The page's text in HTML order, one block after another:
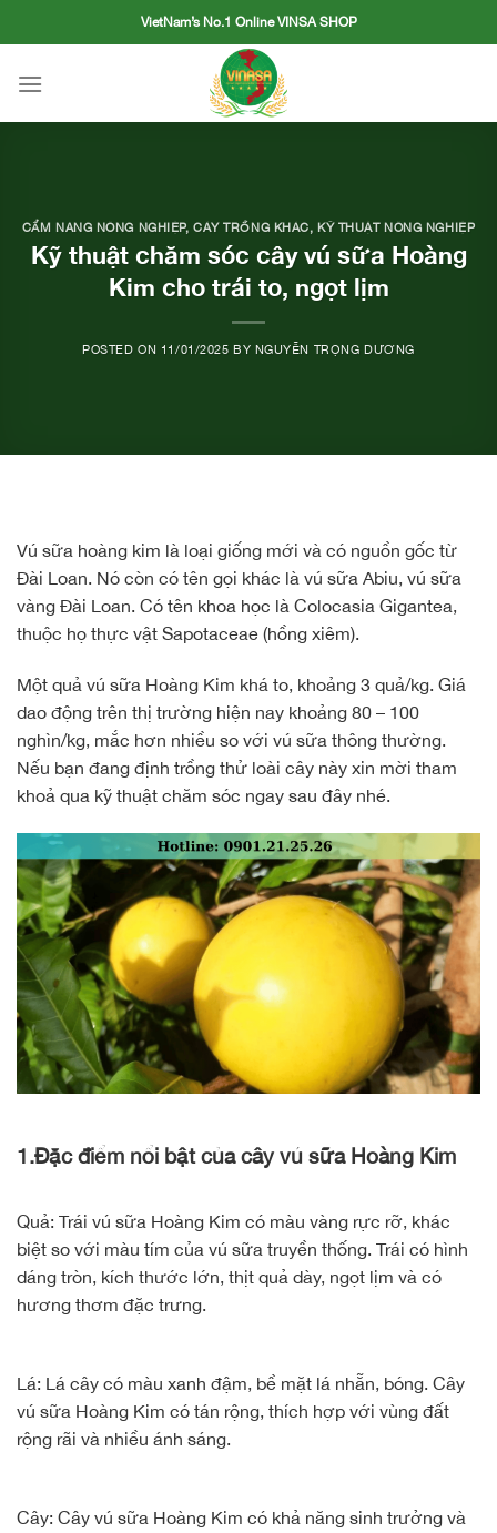
to
VietNam’s No.1 Online VINSA SHOP
CẨM NANG NÔNG NGHIỆP,CÂY TRỒNG KHÁC,KỸ THUẬT NÔNG NGHIỆP
Kỹ thuật chăm sóc cây vú sữa Hoàng
Kim cho trái to, ngọt lịm
POSTED ON 11/01/2025 BY NGUYỄN TRỌNG DƯƠNG
Vú sữa hoàng kim là loại giống mới và có nguồn gốc từ
Đài Loan. Nó còn có tên gọi khác là vú sữa Abiu, vú sữa
vàng Đài Loan. Có tên khoa học là Colocasia Gigantea,
thuộc họ thực vật Sapotaceae (hồng xiêm).
Một quả vú sữa Hoàng Kim khá to, khoảng 3 quả/kg. Giá
dao động trên thị trường hiện nay khoảng 80 – 100
nghìn/kg, mắc hơn nhiều so với vú sữa thông thường.
Nếu bạn đang định trồng thử loài cây này xin mời tham
khoả qua kỹ thuật chăm sóc ngay sau đây nhé.
1.Đặc điểm nổi bật của cây vú sữa Hoàng Kim
Quả: Trái vú sữa Hoàng Kim có màu vàng rực rỡ, khác
biệt so với màu tím của vú sữa truyền thống. Trái có hình
dáng tròn, kích thước lớn, thịt quả dày, ngọt lịm và có
hương thơm đặc trưng.
Lá: Lá cây có màu xanh đậm, bề mặt lá nhẵn, bóng. Cây
vú sữa Hoàng Kim có tán rộng, thích hợp với vùng đất
rộng rãi và nhiều ánh sáng.
Cây: Cây vú sữa Hoàng Kim có khả năng sinh trưởng và